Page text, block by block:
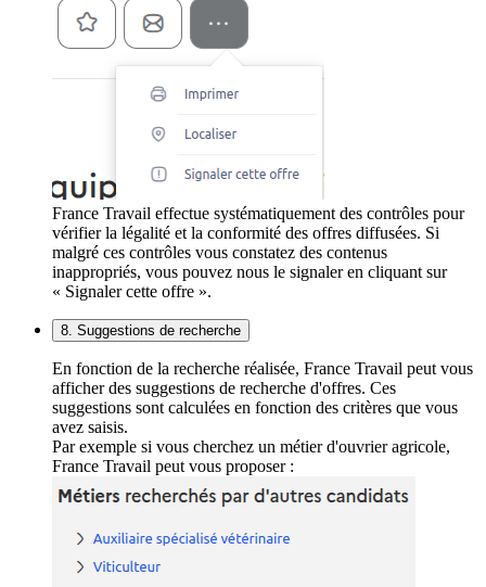
France Travail effectue systématiquement des contrôles pour
vérifier la légalité et la conformité des offres diffusées. Si
malgré ces contrôles vous constatez des contenus
inappropriés, vous pouvez nous le signaler en cliquant sur
« Signaler cette offre ».
8. Suggestions de recherche
En fonction de la recherche réalisée, France Travail peut vous
afficher des suggestions de recherche d'offres. Ces
suggestions sont calculées en fonction des critères que vous
avez saisis.
Par exemple si vous cherchez un métier d'ouvrier agricole,
France Travail peut vous proposer :